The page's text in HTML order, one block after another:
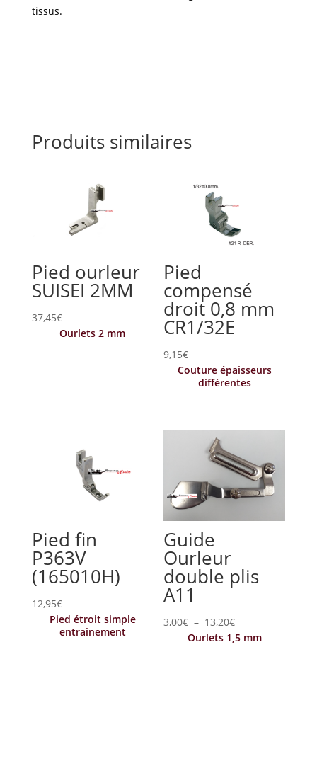
tissus.
Produits similaires
Pied ourleur
SUISEI 2MM
37,45€
Ourlets 2 mm
Pied
compensé
droit 0,8 mm
CR1/32E
9,15€
Couture épaisseurs
différentes
Pied fin
P363V
(165010H)
12,95€
Pied étroit simple
entrainement
Guide
Ourleur
double plis
A11
3,00€ – 13,20€Plage
de
Ourlets 1,5 mm